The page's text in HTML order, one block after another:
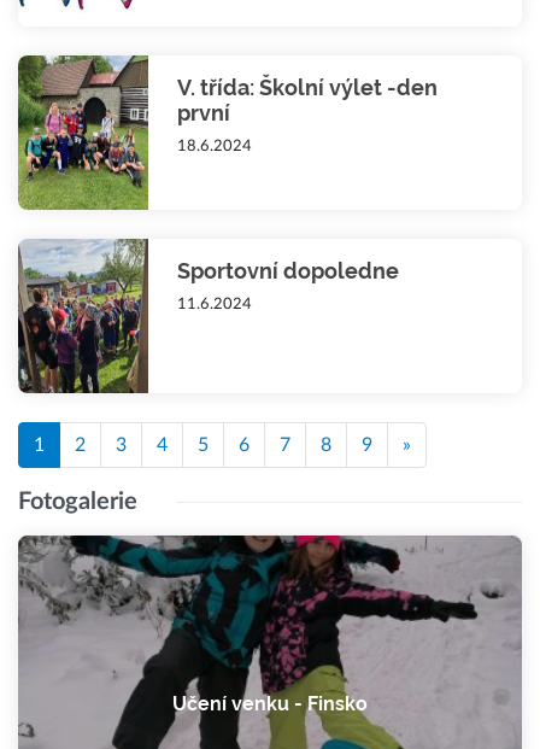
V. třída: Školní výlet -den
první
18.6.2024
Sportovní dopoledne
11.6.2024
1 2 3 4 5 6 7 8 9 »
Fotogalerie
Učení venku - Finsko